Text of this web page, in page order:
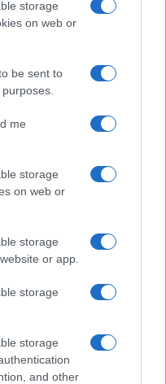
storage
on web or
be sent to
me
storage
on web or
storage
or app.
storage
storage
and other
trama, cast e